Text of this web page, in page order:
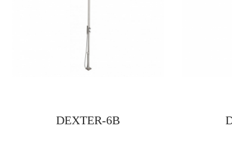
DEXTER-6B